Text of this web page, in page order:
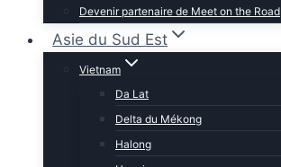
Devenir partenaire de Meet on the Road
Asie du Sud Est
Vietnam
Da Lat
Delta du Mékong
Halong